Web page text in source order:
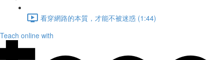
看穿網路的本質，才能不被迷惑 (1:44)
Teach online with